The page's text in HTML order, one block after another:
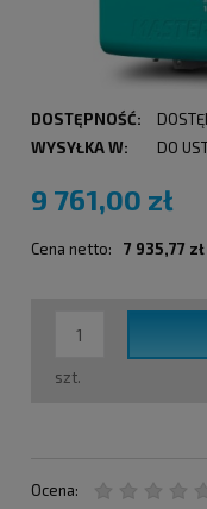
DOSTĘPNOŚĆ:
WYSYŁKA W:
DO
9 761,00 zł
Cena netto: 7 935,77 zł
szt.
Ocena: